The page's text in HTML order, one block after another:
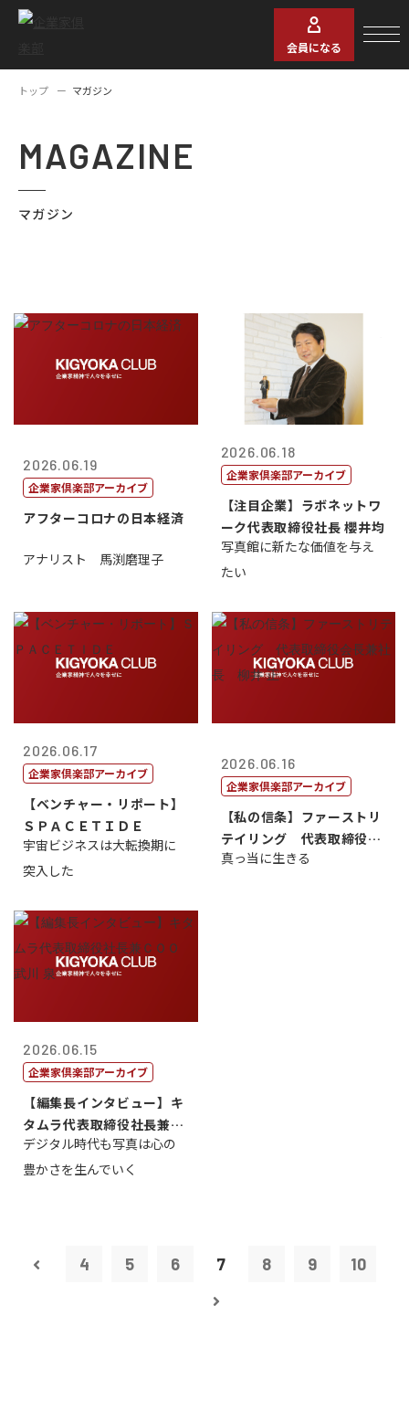
会員になる
トップ マガジン
MAGAZINE
マガジン
2026.06.19
企業家倶楽部アーカイブ
アフターコロナの日本経済
アナリスト 馬渕磨理子
2026.06.18
企業家倶楽部アーカイブ
【注目企業】ラボネットワ
ーク代表取締役社長 櫻井均
写真館に新たな価値を与え
たい
2026.06.17
企業家倶楽部アーカイブ
【ベンチャー・リポート】
ＳＰＡＣＥＴＩＤＥ
宇宙ビジネスは大転換期に
突入した
2026.06.16
企業家倶楽部アーカイブ
【私の信条】ファーストリ
テイリング 代表取締役会
長兼社長 柳...
真っ当に生きる
2026.06.15
企業家倶楽部アーカイブ
【編集長インタビュー】キ
タムラ代表取締役社長兼Ｃ
ＯＯ 武川 ...
デジタル時代も写真は心の
豊かさを生んでいく
4 5 6 7 8 9 10